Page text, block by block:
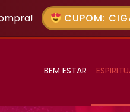
CUPOM:
BEM ESTAR